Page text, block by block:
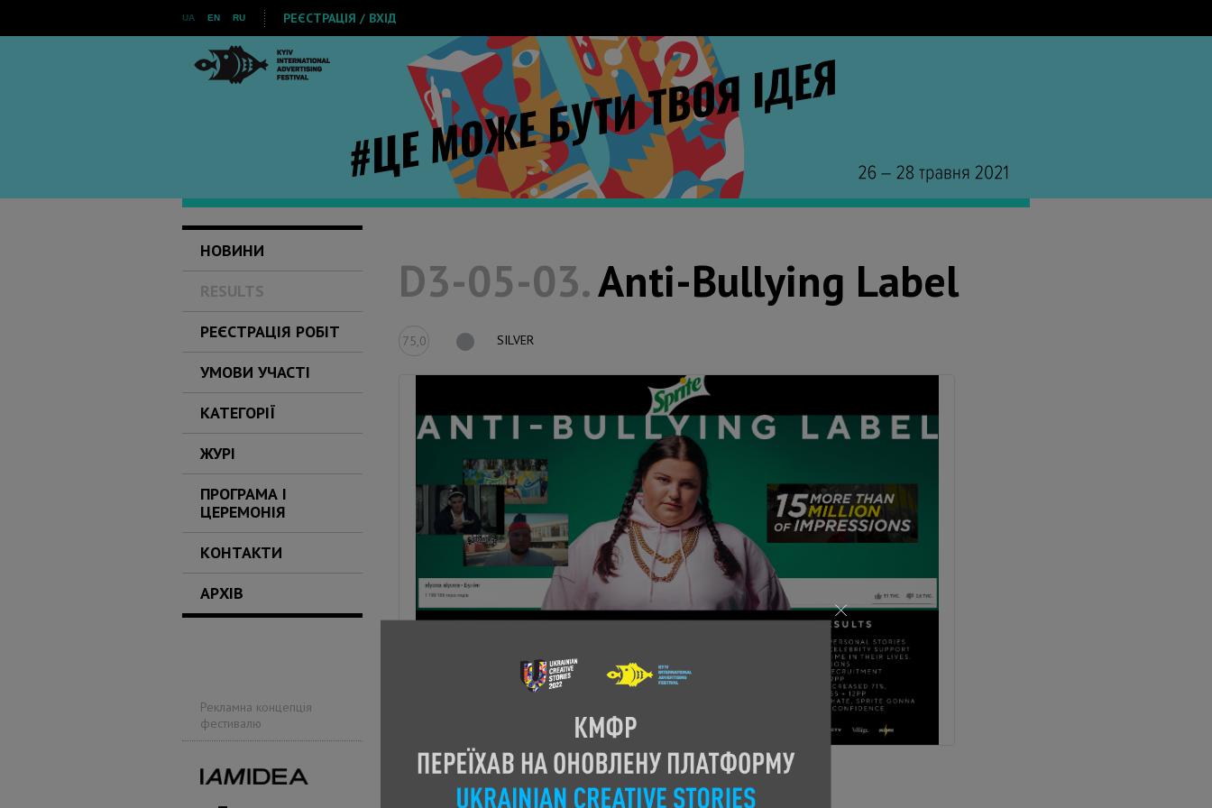
UA EN RU РЕЄСТРАЦІЯ / ВХІД
НОВИНИ
RESULTS
РЕЄСТРАЦІЯ РОБІТ
УМОВИ УЧАСТІ
КАТЕГОРІЇ
ЖУРІ
ПРОГРАМА І
ЦЕРЕМОНІЯ
КОНТАКТИ
АРХІВ
Рекламна концепція
фестивалю
D3-05-03.Anti-Bullying Label
75,0 SILVER